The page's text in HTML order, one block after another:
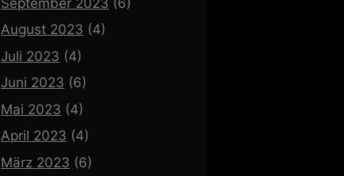
August 2023 (4)
Juli 2023 (4)
Juni 2023 (6)
Mai 2023 (4)
April 2023 (4)
März 2023 (6)